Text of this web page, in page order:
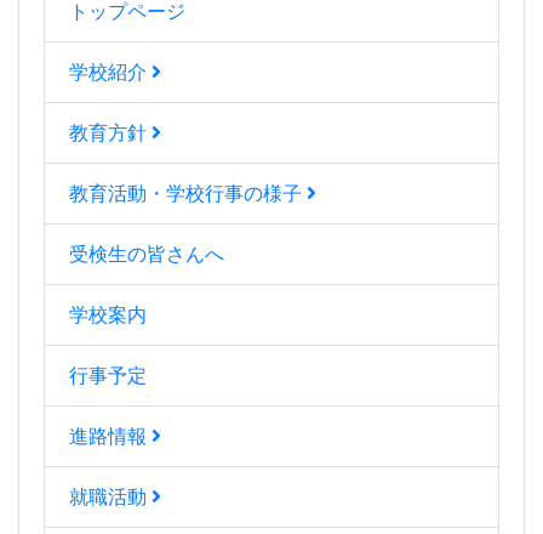
トップページ
学校紹介
教育方針
教育活動・学校行事の様子
受検生の皆さんへ
学校案内
行事予定
進路情報
就職活動